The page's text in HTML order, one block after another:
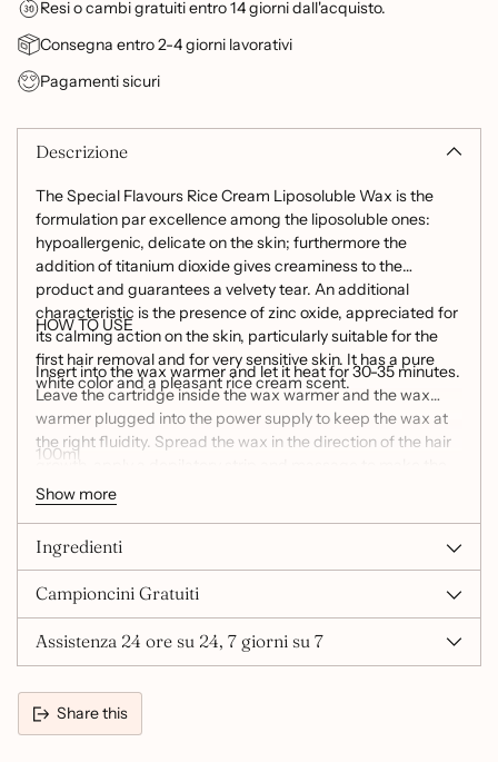
Resi o cambi gratuiti entro 14 giorni dall'acquisto.
Consegna entro 2-4 giorni lavorativi
Pagamenti sicuri
Descrizione
The Special Flavours Rice Cream Liposoluble Wax is the
formulation par excellence among the liposoluble ones:
hypoallergenic, delicate on the skin; furthermore the
addition of titanium dioxide gives creaminess to the
product and guarantees a velvety tear. An additional
characteristic is the presence of zinc oxide, appreciated for
its calming action on the skin, particularly suitable for the
first hair removal and for very sensitive skin. It has a pure
white color and a pleasant rice cream scent.
HOW TO USE
Insert into the wax warmer and let it heat for 30-35 minutes.
Leave the cartridge inside the wax warmer and the wax
warmer plugged into the power supply to keep the wax at
the right fluidity. Spread the wax in the direction of the hair
wax adhere well to the hair and then remove in the direction
against the hair growth.
100ml
Show more
Ingredienti
Campioncini Gratuiti
Assistenza 24 ore su 24, 7 giorni su 7
Share this